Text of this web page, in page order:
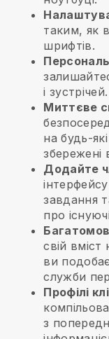
таким, як
шрифтів.
і зустрічей.
Миттєве
на будь-
збережені
Додайте
інтерфейсу
завдання
про
свій
ви
служби
Профілі
з